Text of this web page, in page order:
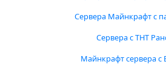
Сервера Майнкрафт с
Сервера с ТНТ
Майнкрафт сервера с